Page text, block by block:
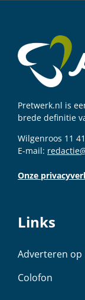
Pretwerk.nl is
brede definitie
Wilgenroos 11
E-mail:
Onze
Links
Adverteren op
Colofon